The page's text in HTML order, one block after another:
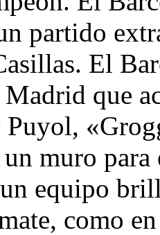
partido
El
que
muro para
equipo
como